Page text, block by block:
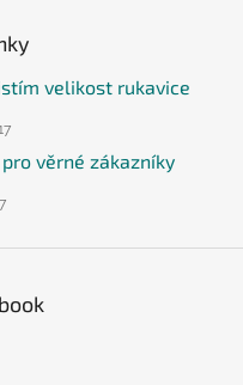
velikost rukavice
věrné zákazníky